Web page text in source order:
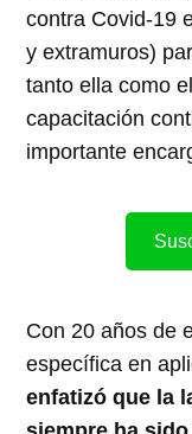
contra Covid-19
y extramuros)
tanto ella como
capacitación
importante
Con 20 años de
específica en
enfatizó que la